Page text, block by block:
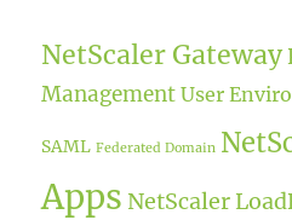
NetScaler Gateway
Management User
SAML Federated Domain
Apps NetScaler